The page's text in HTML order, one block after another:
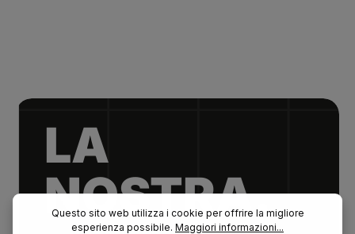
LA
NOSTRA.
Questo sito web utilizza i cookie per offrire la migliore
esperienza possibile. Maggiori informazioni...